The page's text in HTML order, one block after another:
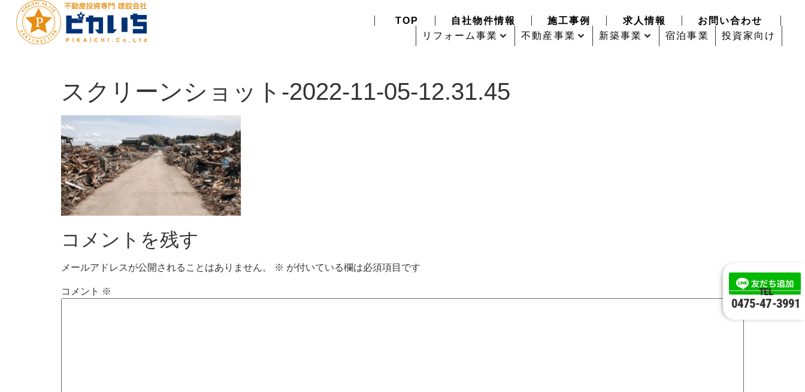
TOP 自社物件情報 施工事例 求人情報
お問い合わせ
リフォーム事業
不動産事業 新築事業 宿泊事業 投資家向け
TEL
0475-47-3991
スクリーンショット-2022-11-05-12.31.45
コメントを残す
メールアドレスが公開されることはありません。 ※ が付いている欄は必須項目です
コメント ※